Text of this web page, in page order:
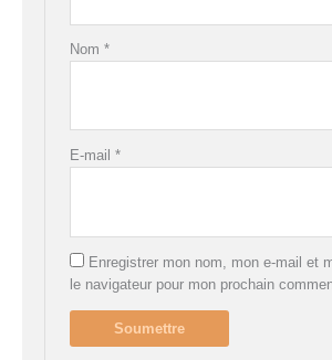
Nom *
E-mail *
Enregistrer mon nom, mon e-mail et
le navigateur pour mon prochain